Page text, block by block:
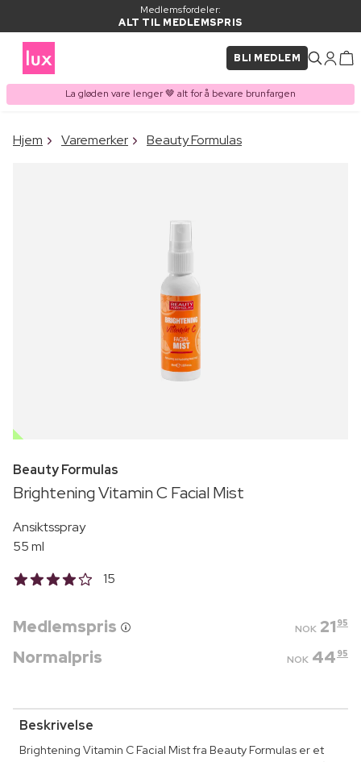
Medlemsfordeler:
ALT TIL MEDLEMSPRIS
BLI MEDLEM
La gløden vare lenger 🤎 alt for å bevare brunfargen
VARE LAGT I
Kjøpes ofte sammen med
Hjem Varemerker Beauty Formulas
OUTLET
Beauty Formulas
Brightening Vitamin C Facial Mist
Ansiktsspray
55 ml
15
Medlemspris NOK 21 95
Normalpris NOK 44 95
Beskrivelse
Brightening Vitamin C Facial Mist fra Beauty Formulas er et